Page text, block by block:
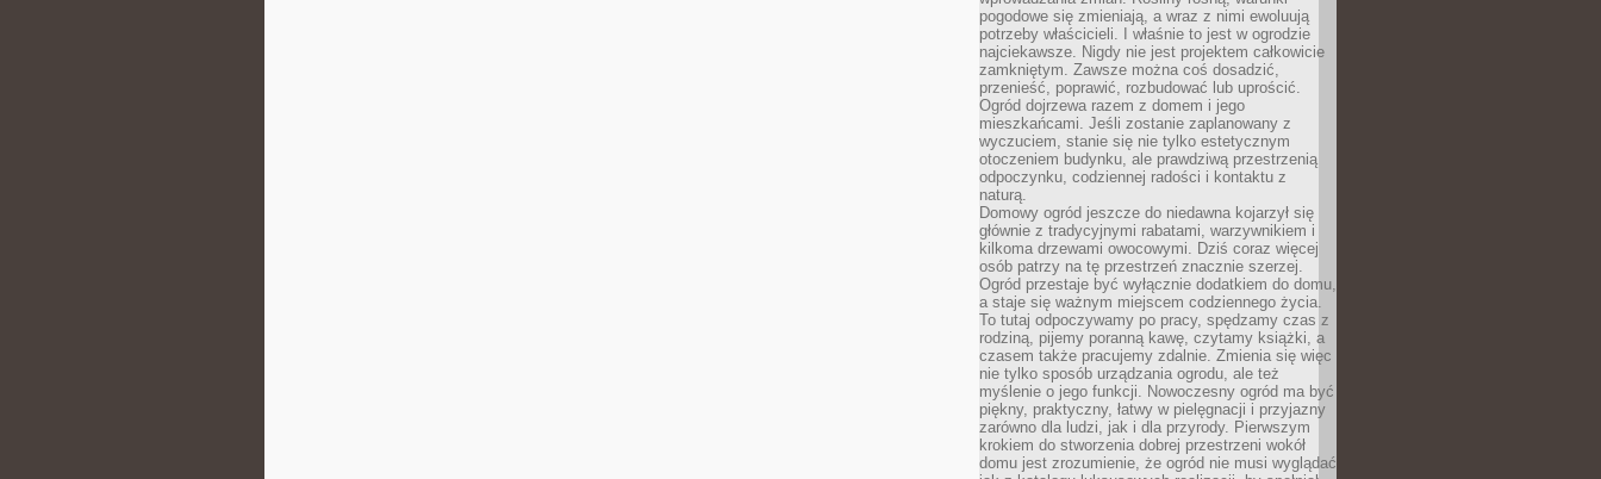
pogodowe się zmieniają, a wraz z nimi ewoluują
potrzeby właścicieli. I właśnie to jest w ogrodzie
najciekawsze. Nigdy nie jest projektem całkowicie
zamkniętym. Zawsze można coś dosadzić,
przenieść, poprawić, rozbudować lub uprościć.
Ogród dojrzewa razem z domem i jego
mieszkańcami. Jeśli zostanie zaplanowany z
wyczuciem, stanie się nie tylko estetycznym
otoczeniem budynku, ale prawdziwą przestrzenią
odpoczynku, codziennej radości i kontaktu z
naturą.
Domowy ogród jeszcze do niedawna kojarzył się
głównie z tradycyjnymi rabatami, warzywnikiem i
kilkoma drzewami owocowymi. Dziś coraz więcej
osób patrzy na tę przestrzeń znacznie szerzej.
Ogród przestaje być wyłącznie dodatkiem do domu,
a staje się ważnym miejscem codziennego życia.
To tutaj odpoczywamy po pracy, spędzamy czas z
rodziną, pijemy poranną kawę, czytamy książki, a
czasem także pracujemy zdalnie. Zmienia się więc
nie tylko sposób urządzania ogrodu, ale też
myślenie o jego funkcji. Nowoczesny ogród ma być
piękny, praktyczny, łatwy w pielęgnacji i przyjazny
zarówno dla ludzi, jak i dla przyrody. Pierwszym
krokiem do stworzenia dobrej przestrzeni wokół
domu jest zrozumienie, że ogród nie musi wyglądać